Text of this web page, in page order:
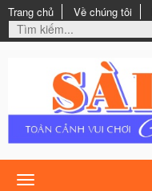
Trang chủ Về chúng tôi
Toggle